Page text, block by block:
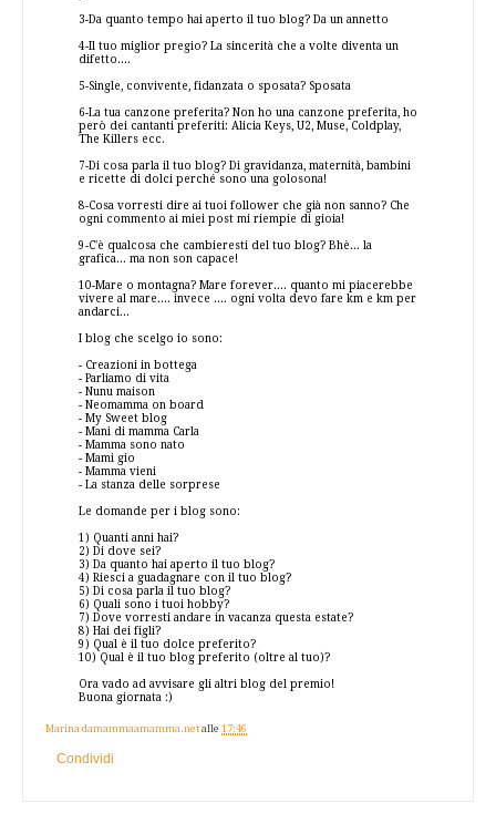
3-Da quanto tempo hai aperto il tuo blog? Da un annetto
4-Il tuo miglior pregio? La sincerità che a volte diventa un
difetto....
5-Single, convivente, fidanzata o sposata? Sposata
6-La tua canzone preferita? Non ho una canzone preferita, ho
però dei cantanti preferiti: Alicia Keys, U2, Muse, Coldplay,
The Killers ecc.
7-Di cosa parla il tuo blog? Di gravidanza, maternità, bambini
e ricette di dolci perché sono una golosona!
8-Cosa vorresti dire ai tuoi follower che già non sanno? Che
ogni commento ai miei post mi riempie di gioia!
9-C'è qualcosa che cambieresti del tuo blog? Bhè... la
grafica... ma non son capace!
10-Mare o montagna? Mare forever.... quanto mi piacerebbe
vivere al mare.... invece .... ogni volta devo fare km e km per
andarci...
I blog che scelgo io sono:
- Creazioni in bottega
- Parliamo di vita
- Nunu maison
- Neomamma on board
- My Sweet blog
- Mani di mamma Carla
- Mamma sono nato
- Mami gio
- Mamma vieni
- La stanza delle sorprese
Le domande per i blog sono:
1) Quanti anni hai?
2) Di dove sei?
3) Da quanto hai aperto il tuo blog?
4) Riesci a guadagnare con il tuo blog?
5) Di cosa parla il tuo blog?
6) Quali sono i tuoi hobby?
7) Dove vorresti andare in vacanza questa estate?
8) Hai dei figli?
9) Qual è il tuo dolce preferito?
10) Qual è il tuo blog preferito (oltre al tuo)?
Ora vado ad avvisare gli altri blog del premio!
Buona giornata :)
Marina damammaamamma.net alle 17:46
Condividi